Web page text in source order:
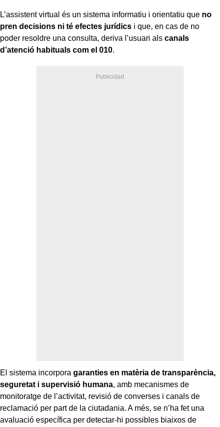
L’assistent virtual és un sistema informatiu i orientatiu que no
pren decisions ni té efectes jurídics i que, en cas de no
poder resoldre una consulta, deriva l’usuari als canals
d’atenció habituals com el 010.
El sistema incorpora garanties en matèria de transparència,
seguretat i supervisió humana, amb mecanismes de
monitoratge de l’activitat, revisió de converses i canals de
reclamació per part de la ciutadania. A més, se n’ha fet una
avaluació específica per detectar-hi possibles biaixos de